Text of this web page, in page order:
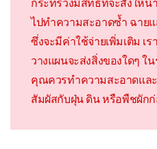
กระทรวงมีสิทธิ์ที่จะสั่งให้
ไปทำความสะอาดซ้ำ ฉาย
ซึ่งจะมีค่าใช้จ่ายเพิ่มเติม
วางแผนจะส่งสิ่งของใดๆ ใ
คุณควรทำความสะอาดแล
สัมผัสกับฝุ่น ดิน หรือพืชผัก